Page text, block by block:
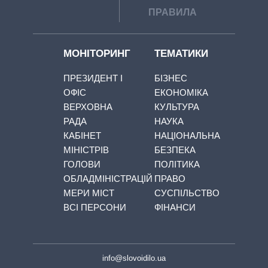
ПРАВИЛА
МОНІТОРИНГ
ПРЕЗИДЕНТ І
ОФІС
ВЕРХОВНА
РАДА
КАБІНЕТ
МІНІСТРІВ
ГОЛОВИ
ОБЛАДМІНІСТРАЦІЙ
МЕРИ МІСТ
ВСІ ПЕРСОНИ
ТЕМАТИКИ
БІЗНЕС
ЕКОНОМІКА
КУЛЬТУРА
НАУКА
НАЦІОНАЛЬНА
БЕЗПЕКА
ПОЛІТИКА
ПРАВО
СУСПІЛЬСТВО
ФІНАНСИ
info@slovoidilo.ua